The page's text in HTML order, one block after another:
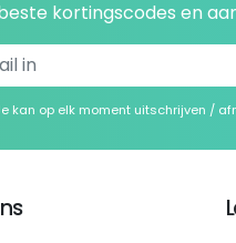
kortingscodes en
kan op elk moment uitschrijven /